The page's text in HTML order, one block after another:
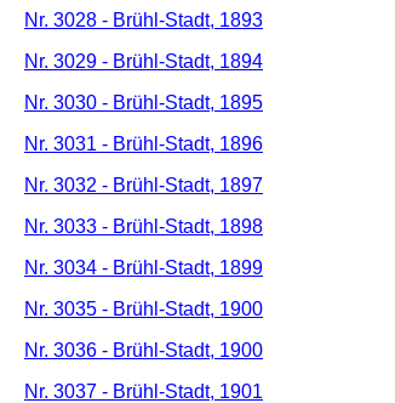
Nr. 3028 - Brühl-Stadt, 1893
Nr. 3029 - Brühl-Stadt, 1894
Nr. 3030 - Brühl-Stadt, 1895
Nr. 3031 - Brühl-Stadt, 1896
Nr. 3032 - Brühl-Stadt, 1897
Nr. 3033 - Brühl-Stadt, 1898
Nr. 3034 - Brühl-Stadt, 1899
Nr. 3035 - Brühl-Stadt, 1900
Nr. 3036 - Brühl-Stadt, 1900
Nr. 3037 - Brühl-Stadt, 1901